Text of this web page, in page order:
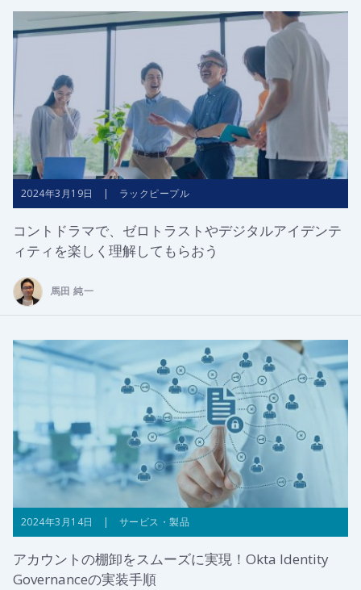
2024年3月19日 | ラックピープル
コントドラマで、ゼロトラストやデジタルアイデンテ
ィティを楽しく理解してもらおう
馬田 純一
2024年3月14日 | サービス・製品
アカウントの棚卸をスムーズに実現！Okta Identity
Governanceの実装手順